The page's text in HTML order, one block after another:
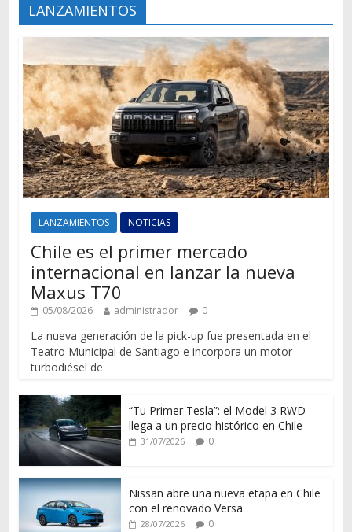
LANZAMIENTOS
LANZAMIENTOS NOTICIAS
Chile es el primer mercado
internacional en lanzar la nueva
Maxus T70
05/08/2026 administrador 0
La nueva generación de la pick-up fue presentada en el
Teatro Municipal de Santiago e incorpora un motor
turbodiésel de
“Tu Primer Tesla”: el Model 3 RWD
llega a un precio histórico en Chile
31/07/2026 0
Nissan abre una nueva etapa en Chile
con el renovado Versa
28/07/2026 0